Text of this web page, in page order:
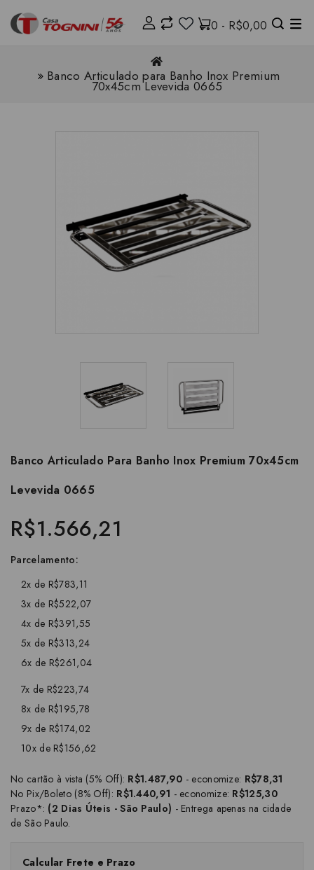
0 - R$0,00
Banco Articulado para Banho Inox Premium
70x45cm Levevida 0665
Banco Articulado Para Banho Inox Premium 70x45cm
Levevida 0665
R$1.566,21
Parcelamento:
2x de R$783,11
3x de R$522,07
4x de R$391,55
5x de R$313,24
6x de R$261,04
7x de R$223,74
8x de R$195,78
9x de R$174,02
10x de R$156,62
No cartão à vista (5% Off): R$1.487,90 - economize: R$78,31
No Pix/Boleto (8% Off): R$1.440,91 - economize: R$125,30
Prazo*: (2 Dias Úteis - São Paulo) - Entrega apenas na cidade
de São Paulo.
Calcular Frete e Prazo